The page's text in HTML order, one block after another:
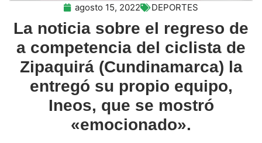
agosto 15, 2022 DEPORTES
La noticia sobre el regreso de
a competencia del ciclista de
Zipaquirá (Cundinamarca) la
entregó su propio equipo,
Ineos, que se mostró
«emocionado».